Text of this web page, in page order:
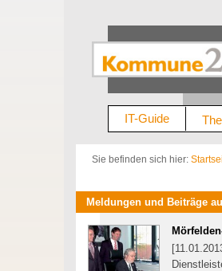
IT-Guide
Sie befinden sich hier:
Meldungen und Beiträge